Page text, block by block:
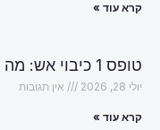
קרא עוד »
טופס 1 כיבוי אש: מה עלול לעכב את האישור?
יולי 28, 2026 אין תגובות
קרא עוד »